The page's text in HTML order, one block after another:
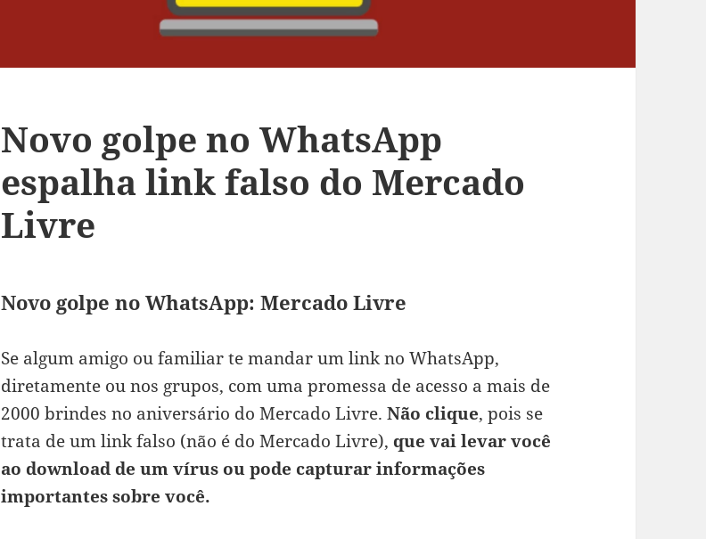
Novo golpe no WhatsApp
espalha link falso do Mercado
Livre
Novo golpe no WhatsApp: Mercado Livre
Se algum amigo ou familiar te mandar um link no WhatsApp,
diretamente ou nos grupos, com uma promessa de acesso a mais de
2000 brindes no aniversário do Mercado Livre.Não clique, pois se
trata de um link falso (não é do Mercado Livre), que vai levar você
ao download de um vírus ou pode capturar informações
importantes sobre você.